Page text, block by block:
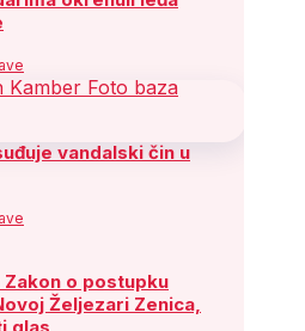
vandalski čin u
Zakon o postupku
Željezari Zenica,